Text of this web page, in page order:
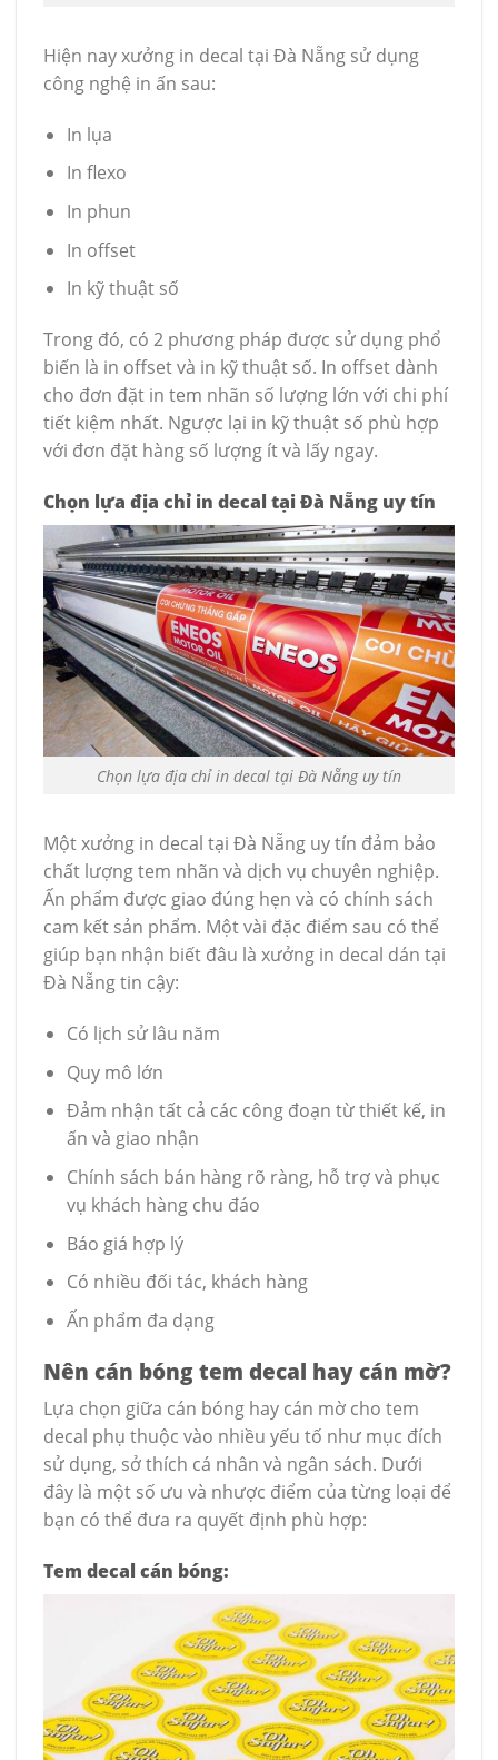
Hiện nay xưởng in decal tại Đà Nẵng sử dụng
công nghệ in ấn sau:
In lụa
In flexo
In phun
In offset
In kỹ thuật số
Trong đó, có 2 phương pháp được sử dụng phổ
biến là in offset và in kỹ thuật số. In offset dành
cho đơn đặt in tem nhãn số lượng lớn với chi phí
tiết kiệm nhất. Ngược lại in kỹ thuật số phù hợp
với đơn đặt hàng số lượng ít và lấy ngay.
Chọn lựa địa chỉ in decal tại Đà Nẵng uy tín
Chọn lựa địa chỉ in decal tại Đà Nẵng uy tín
Một xưởng in decal tại Đà Nẵng uy tín đảm bảo
chất lượng tem nhãn và dịch vụ chuyên nghiệp.
Ấn phẩm được giao đúng hẹn và có chính sách
cam kết sản phẩm. Một vài đặc điểm sau có thể
giúp bạn nhận biết đâu là xưởng in decal dán tại
Đà Nẵng tin cậy:
Có lịch sử lâu năm
Quy mô lớn
Đảm nhận tất cả các công đoạn từ thiết kế, in
ấn và giao nhận
Chính sách bán hàng rõ ràng, hỗ trợ và phục
vụ khách hàng chu đáo
Báo giá hợp lý
Có nhiều đối tác, khách hàng
Ấn phẩm đa dạng
Nên cán bóng tem decal hay cán mờ?
Lựa chọn giữa cán bóng hay cán mờ cho tem
decal phụ thuộc vào nhiều yếu tố như mục đích
sử dụng, sở thích cá nhân và ngân sách. Dưới
đây là một số ưu và nhược điểm của từng loại để
bạn có thể đưa ra quyết định phù hợp:
Tem decal cán bóng: